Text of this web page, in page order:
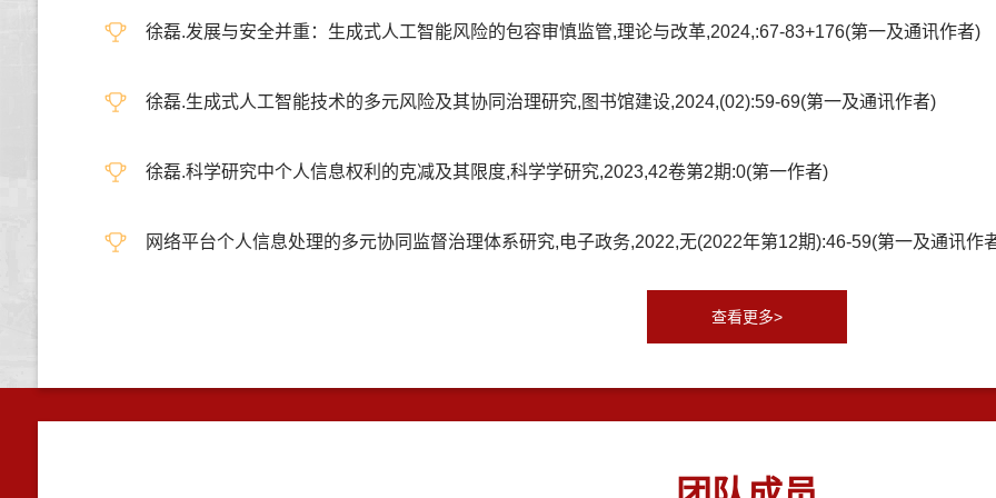
徐磊.发展与安全并重：生成式人工智能风险的包容审慎监管,理论与改革,2024,:67-83+176(第一及通讯作者)
徐磊.生成式人工智能技术的多元风险及其协同治理研究,图书馆建设,2024,(02):59-69(第一及通讯作者)
徐磊.科学研究中个人信息权利的克减及其限度,科学学研究,2023,42卷第2期:0(第一作者)
网络平台个人信息处理的多元协同监督治理体系研究,电子政务,2022,无(2022年第12期):46-59(第一及通讯作
查看更多>